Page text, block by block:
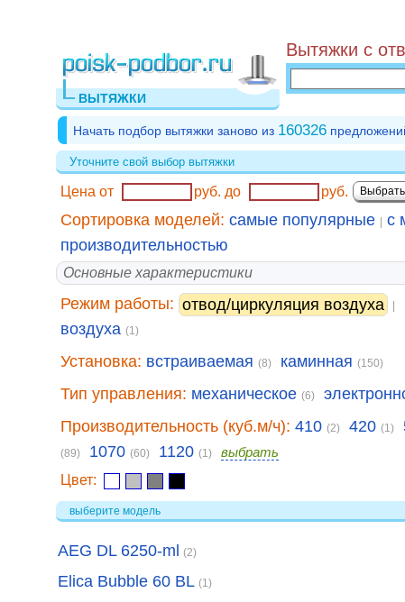
ВЫТЯЖКИ
Вытяжки с
Начать подбор вытяжки заново из 160326
Уточните свой выбор вытяжки
Цена от руб. до руб.
Сортировка моделей: самые популярные
с
производительностью
Основные характеристики
Режим работы: отвод/циркуляция воздуха
воздуха (1)
Установка: встраиваемая (8) каминная (150)
Тип управления: механическое (6)
Производительность (куб.м/ч): 410 (2) 420 (1)
(89) 1070 (60) 1120 (1)
выбрать
Цвет:
выберите модель
AEG DL 6250-ml (2)
Elica Bubble 60 BL (1)